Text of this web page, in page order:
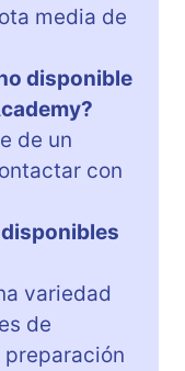
media de
disponible
de un
con
variedad
de